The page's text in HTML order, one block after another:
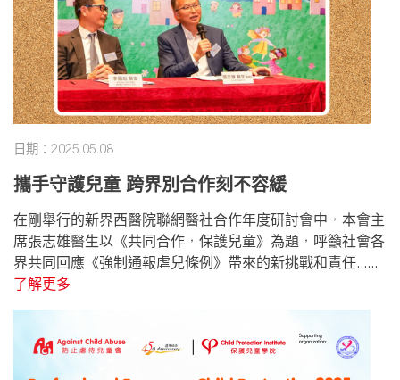
日期：2025.05.08
攜手守護兒童 跨界別合作刻不容緩
在剛舉行的新界西醫院聯網醫社合作年度研討會中，本會主
席張志雄醫生以《共同合作，保護兒童》為題，呼籲社會各
界共同回應《強制通報虐兒條例》帶來的新挑戰和責任......
了解更多